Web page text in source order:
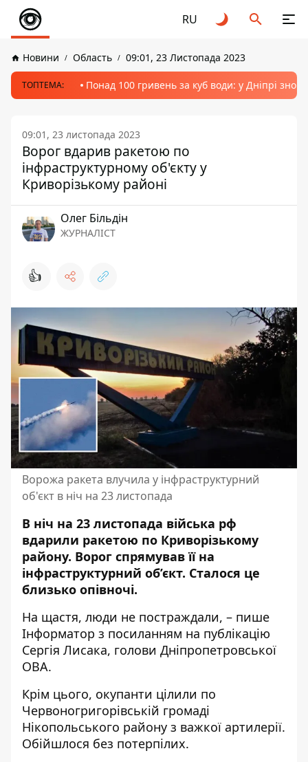
RU
Новини Область 09:01, 23 Листопада 2023
ТОПТЕМА: Понад 100 гривень за куб води: у Дніпрі
09:01, 23 листопада 2023
Ворог вдарив ракетою по
інфраструктурному об'єкту у
Криворізькому районі
Олег Більдін
ЖУРНАЛІСТ
👍
Ворожа ракета влучила у інфраструктурний
об'єкт в ніч на 23 листопада
В ніч на 23 листопада війська рф
вдарили ракетою по Криворізькому
району. Ворог спрямував її на
інфраструктурний об’єкт. Сталося це
близько опівночі.
На щастя, люди не постраждали, – пише
Інформатор з посиланням на публікацію
Сергія Лисака, голови Дніпропетровської
ОВА.
Крім цього, окупанти цілили по
Червоногригорівській громаді
Нікопольського району з важкої артилерії.
Обійшлося без потерпілих.